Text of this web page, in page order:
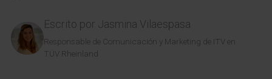
Escrito por Jasmina Vilaespasa
Responsable de Comunicación y Marketing de ITV en
TÜV Rheinland